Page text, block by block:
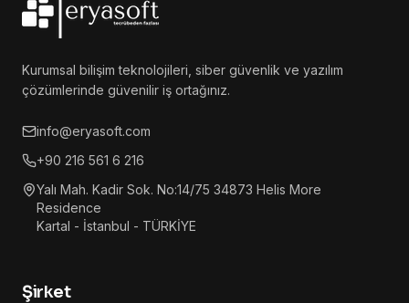
Kurumsal bilişim teknolojileri, siber güvenlik ve yazılım
çözümlerinde güvenilir iş ortağınız.
info@eryasoft.com
+90 216 561 6 216
Yalı Mah. Kadir Sok. No:14/75 34873 Helis More
Residence
Kartal - İstanbul - TÜRKİYE
Şirket